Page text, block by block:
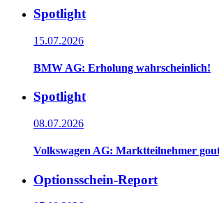
Spotlight
15.07.2026
BMW AG: Erholung wahrscheinlich!
Spotlight
08.07.2026
Volkswagen AG: Marktteilnehmer
Optionsschein-Report